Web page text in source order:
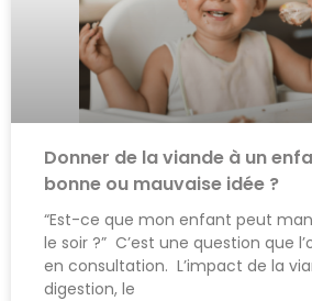
Donner de la viande à un
bonne ou mauvaise idée ?
“Est-ce que mon enfant peut
le soir ?” C’est une question que
en consultation. L’impact de la
digestion, le